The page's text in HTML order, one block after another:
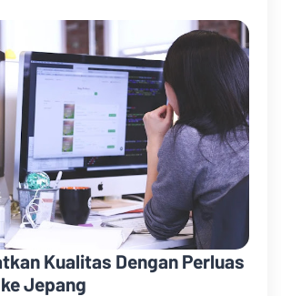
Kualitas Dengan Perluas
Jepang